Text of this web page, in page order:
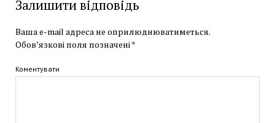
Залишити відповідь
Ваша e-mail адреса не оприлюднюватиметься.
Обов’язкові поля позначені*
Коментувати